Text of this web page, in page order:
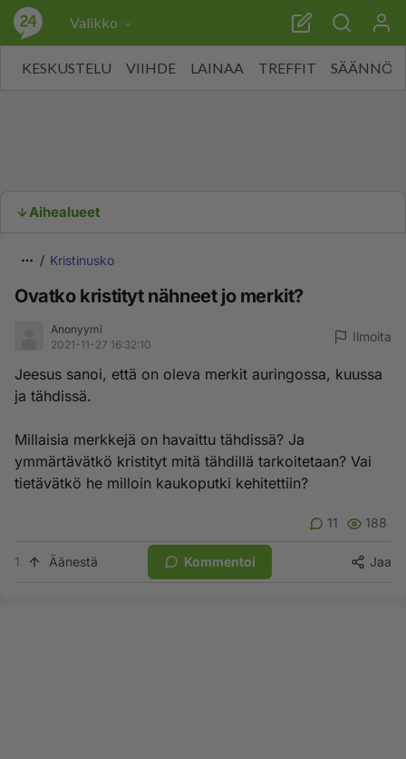
Valikko
KESKUSTELU VIIHDE LAINAA TREFFIT SÄÄNNÖT
Aihealueet
Kristinusko
Ovatko kristityt nähneet jo merkit?
Anonyymi
2021-11-27 16:32:10
Ilmoita
Jeesus sanoi, että on oleva merkit auringossa, kuussa
ja tähdissä.
Millaisia merkkejä on havaittu tähdissä? Ja
ymmärtävätkö kristityt mitä tähdillä tarkoitetaan? Vai
tietävätkö he milloin kaukoputki kehitettiin?
11 188
1 Äänestä Kommentoi Jaa